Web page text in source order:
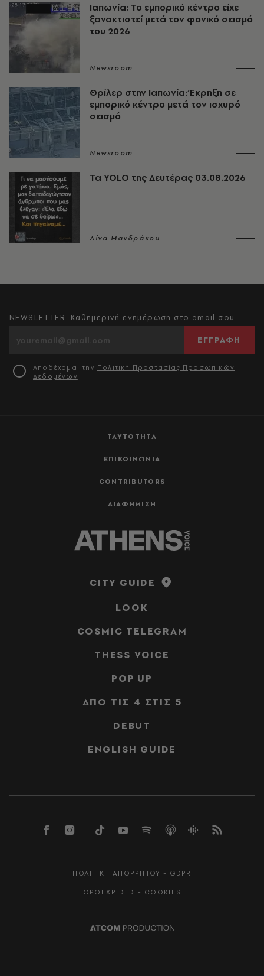
Ιαπωνία: Το εμπορικό κέντρο είχε
ξανακτιστεί μετά τον φονικό σεισμό
του 2026
Newsroom
Θρίλερ στην Ιαπωνία: Έκρηξη σε
εμπορικό κέντρο μετά τον ισχυρό
σεισμό
Newsroom
Τα YOLO της Δευτέρας 03.08.2026
Λίνα Μανδράκου
ΤΑΥΤΟΤΗΤΑ
ΕΠΙΚΟΙΝΩΝΙΑ
CONTRIBUTORS
ΔΙΑΦΗΜΙΣΗ
NEWSLETTER: Καθημερινή ενημέρωση στο email σου
ΕΓΓΡΑΦΗ
Αποδέχομαι την Πολιτική Προστασίας Προσωπικών
Δεδομένων
CITY GUIDE
LOOK
COSMIC TELEGRAM
THESS VOICE
POP UP
ΑΠΟ ΤΙΣ 4 ΣΤΙΣ 5
DEBUT
ENGLISH GUIDE
ΠΟΛΙΤΙΚΗ ΑΠΟΡΡΗΤΟΥ - GDPR
ΟΡΟΙ ΧΡΗΣΗΣ - COOKIES